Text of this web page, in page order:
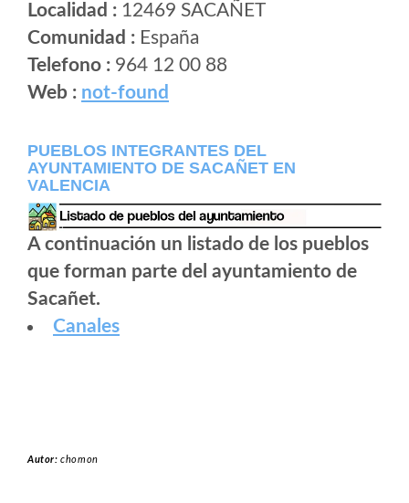
Localidad : 12469 SACAÑET
Comunidad : España
Telefono : 964 12 00 88
Web : not-found
PUEBLOS INTEGRANTES DEL
AYUNTAMIENTO DE SACAÑET EN
VALENCIA
A continuación un listado de los pueblos
que forman parte del ayuntamiento de
Sacañet.
Canales
Autor:chomon